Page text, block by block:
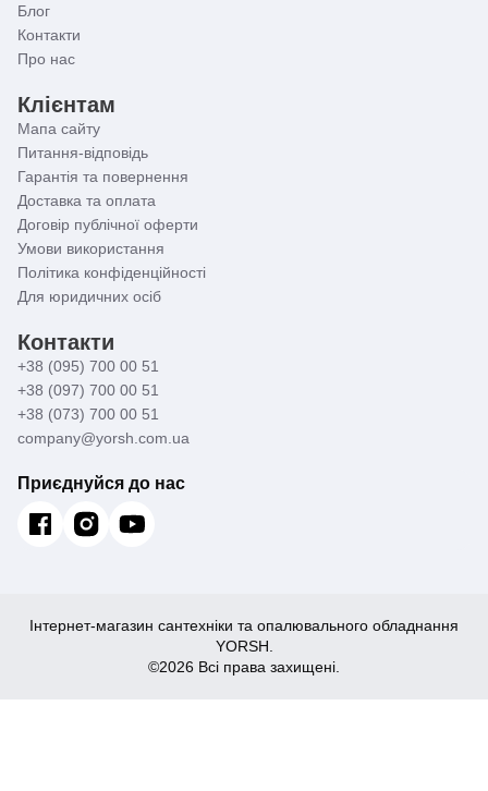
Блог
Контакти
Про нас
Клієнтам
Мапа сайту
Питання-відповідь
Гарантія та повернення
Доставка та оплата
Договір публічної оферти
Умови використання
Політика конфіденційності
Для юридичних осіб
Контакти
+38 (095) 700 00 51
+38 (097) 700 00 51
+38 (073) 700 00 51
company@yorsh.com.ua
Приєднуйся до нас
Інтернет-магазин сантехніки та опалювального обладнання
YORSH.
©2026 Всі права захищені.